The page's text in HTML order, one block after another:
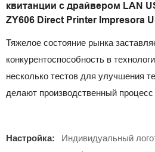
квитанции с драйвером LAN
ZY606 Direct Printer Impresora
Тяжелое состояние рынка
конкурентоспособность в
несколько тестов для улучшения
делают производственный
Настройка:
Индивидуальный